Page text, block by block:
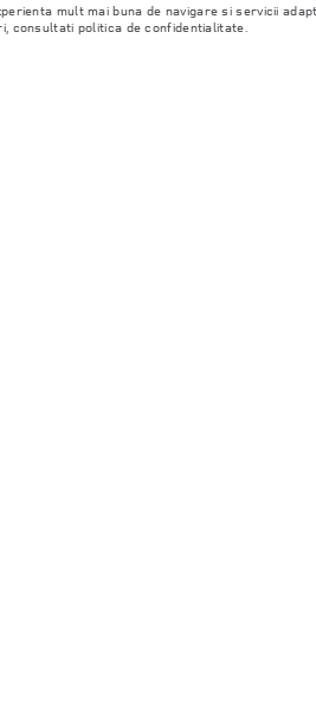
mult mai buna de navigare si servicii
consultati politica de confidentialitate.